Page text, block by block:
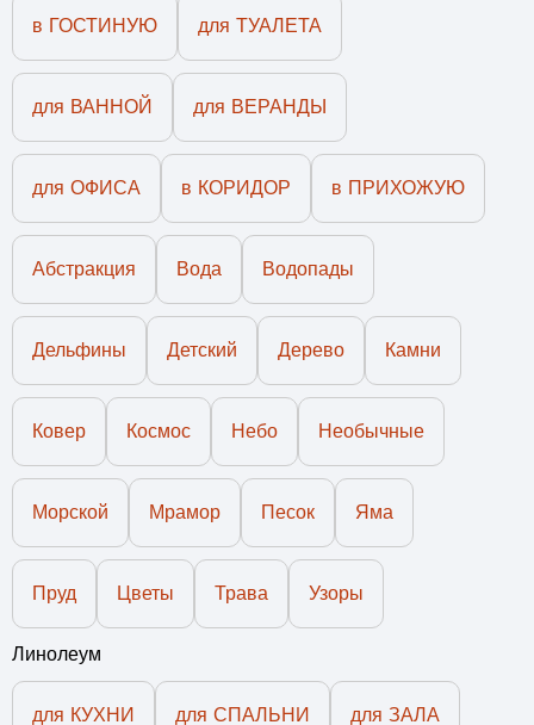
в ГОСТИНУЮ для ТУАЛЕТА
для ВАННОЙ для ВЕРАНДЫ
для ОФИСА в КОРИДОР в ПРИХОЖУЮ
Абстракция Вода Водопады
Дельфины Детский Дерево Камни
Ковер Космос Небо Необычные
Морской Мрамор Песок Яма
Пруд Цветы Трава Узоры
Линолеум
для КУХНИ для СПАЛЬНИ для ЗАЛА